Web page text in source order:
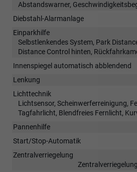
Abstandswarner,
Diebstahl-Alarmanlage
Einparkhilfe
Selbstlenkendes System, Park
Distance Control hinten,
Innenspiegel automatisch abblendend
Lenkung
Lichttechnik
Lichtsensor, Scheinwerferreinigung,
Tagfahrlicht, Blendfreies Fernlicht,
Pannenhilfe
Start/Stop-Automatik
Zentralverriegelung